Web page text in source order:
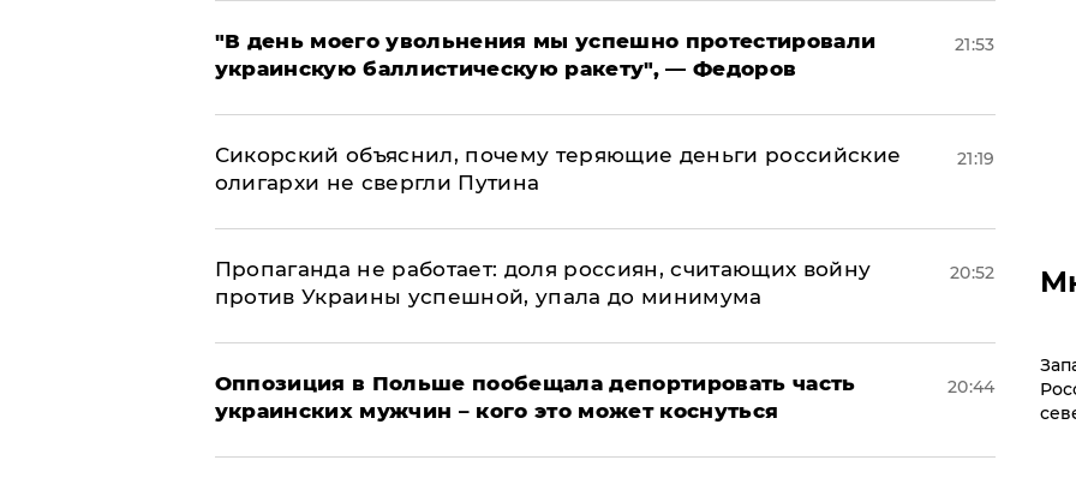
​"В день моего увольнения мы успешно протестировали
украинскую баллистическую ракету", — Федоров
21:53
Сикорский объяснил, почему теряющие деньги российские
олигархи не свергли Путина
21:19
​Пропаганда не работает: доля россиян, считающих войну
против Украины успешной, упала до минимума
20:52
Оппозиция в Польше пообещала депортировать часть
украинских мужчин – кого это может коснуться
20:44